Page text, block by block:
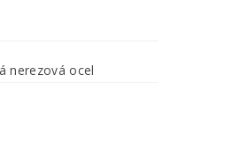
nerezová ocel